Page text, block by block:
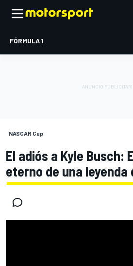
FÓRMULA 1
NASCAR Cup
El adiós a Kyle Busch:
eterno de una leyenda